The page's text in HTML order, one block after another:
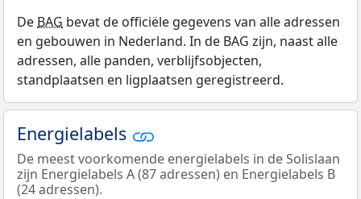
De BAG bevat de officiële gegevens van alle adressen
en gebouwen in Nederland. In de BAG zijn, naast alle
adressen, alle panden, verblijfsobjecten,
standplaatsen en ligplaatsen geregistreerd.
Energielabels
De meest voorkomende energielabels in de Solislaan
zijn Energielabels A (87 adressen) en Energielabels B
(24 adressen).